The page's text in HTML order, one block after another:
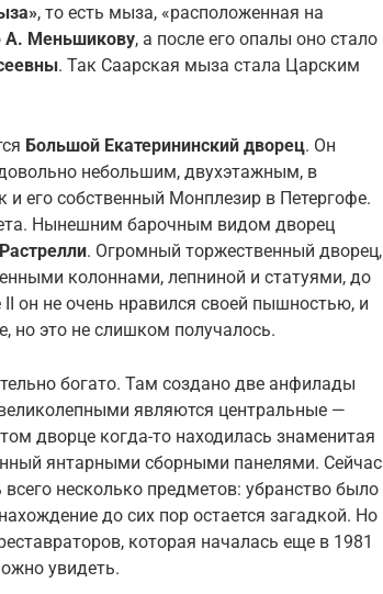
, то есть мыза, «расположенная на
А. Меньшикову, а после его опалы оно стало
. Так Саарская мыза стала Царским
Большой Екатерининский дворец. Он
небольшим, двухэтажным, в
и его собственный Монплезир в Петергофе.
Нынешним барочным видом дворец
. Огромный торжественный дворец,
колоннами, лепниной и статуями, до
он не очень нравился своей пышностью, и
но это не слишком получалось.
богато. Там создано две анфилады
являются центральные —
дворце когда-то находилась знаменитая
янтарными сборными панелями. Сейчас
несколько предметов: убранство было
до сих пор остается загадкой. Но
которая началась еще в 1981
увидеть.